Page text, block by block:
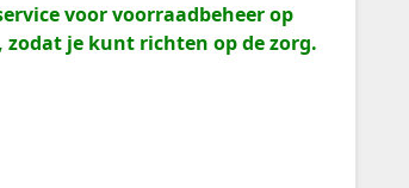
voor voorraadbeheer op
je kunt richten op de zorg.